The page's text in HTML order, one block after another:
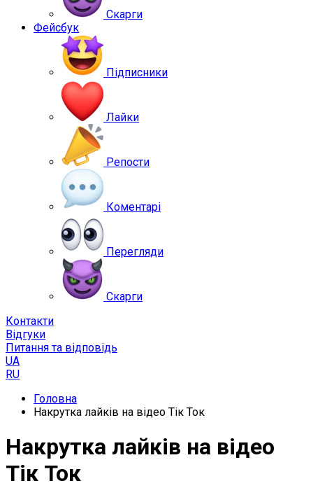
Скарги
Фейсбук
Підписники
Лайки
Репости
Коментарі
Перегляди
Скарги
Контакти
Відгуки
Питання та відповідь
UA
RU
Головна
Накрутка лайків на відео Тік Ток
Накрутка лайків на відео
Тік Ток